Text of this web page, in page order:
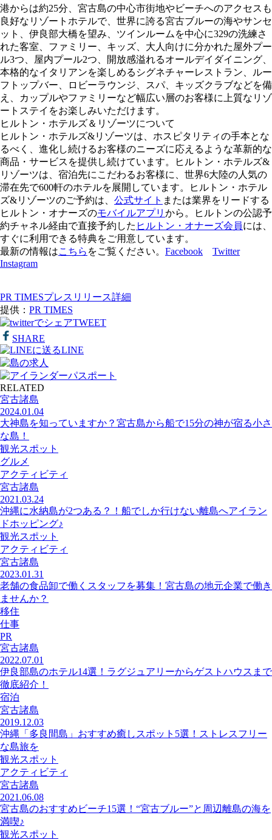
港からは約25分、宮古島の中心市街地やビーチへのアクセスも
良好なリゾートホテルで、世界に誇る宮古ブルーの海やサンセ
ット、伊良部大橋を望み、ツインルームを中心に329の洗練さ
れた客室、ファミリー、キッズ、大人向けに分かれた屋外プー
ル3つ、屋内プール2つ、開放感溢れるオールデイダイニング、
本格的なイタリアンを楽しめるシグネチャーレストラン、ルー
フトップバー、ロビーラウンジ、スパ、キッズクラブなどを備
え、カップルやファミリーなど幅広い層のお客様に上質なリゾ
ートステイをお楽しみいただけます。
ヒルトン・ホテルズ＆リゾーツについて
ヒルトン・ホテルズ&リゾーツは、ホスピタリティの手本とな
るべく、進化し続けるお客様のニーズに応えるような革新的な
商品・サービスを提供し続けています。ヒルトン・ホテルズ&
リゾーツは、宿泊先にこだわるお客様に、世界6大陸の人気の
滞在先で600軒のホテルを展開しています。ヒルトン・ホテル
ズ&リゾーツのご予約は、 公式サイト または業界をリードする
ヒルトン・オナーズのモバイルアプリ から。ヒルトンの公認予
約チャネル経由で直接予約した ヒルトン・オナーズ会員には、
すぐに利用できる特典をご用意しています。
最新の情報はこちら をご覧ください。 Facebook
Twitter
Instagram
PR TIMESプレスリリース詳細
提供： PR TIMES
TWEET
SHARE
LINE
RELATED
宮古諸島
2024.01.04
大神島を知っていますか？宮古島から船で15分の神が宿る小さ
な島！
観光スポット
グルメ
アクティビティ
宮古諸島
2021.03.24
沖縄に水納島が2つある？！船でしか行けない離島へアイラン
ドホッピング♪
観光スポット
アクティビティ
宮古諸島
2023.01.31
老舗の食品卸で働くスタッフを募集！宮古島の地元企業で働き
ませんか？
移住
仕事
PR
宮古諸島
2022.07.01
伊良部島のホテル14選！ラグジュアリーからゲストハウスまで
徹底紹介！
宿泊
宮古諸島
2019.12.03
沖縄「多良間島」おすすめ癒しスポット5選！ストレスフリー
な島旅を
観光スポット
アクティビティ
宮古諸島
2021.06.08
宮古島のおすすめビーチ15選！“宮古ブルー”と周辺離島の海を
満喫♪
観光スポット